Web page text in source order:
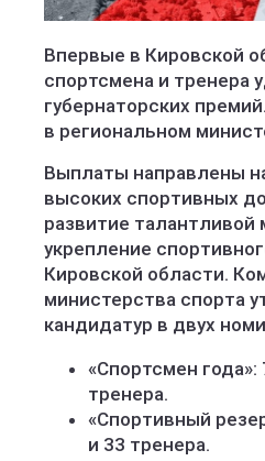
Впервые в Кировской
спортсмена и тренера
губернаторских
в региональном
Выплаты направлены
высоких спортивных
развитие
укрепление
Кировской области.
министерства спорта
кандидатур в двух
«Спортсмен
тренера.
«Спортивный
и 33 тренера.